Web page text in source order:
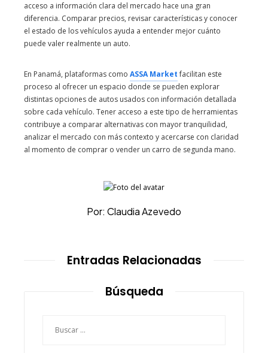
acceso a información clara del mercado hace una gran
diferencia. Comparar precios, revisar características y conocer
el estado de los vehículos ayuda a entender mejor cuánto
puede valer realmente un auto.
En Panamá, plataformas como ASSA Marketfacilitan este
proceso al ofrecer un espacio donde se pueden explorar
distintas opciones de autos usados con información detallada
sobre cada vehículo. Tener acceso a este tipo de herramientas
contribuye a comparar alternativas con mayor tranquilidad,
analizar el mercado con más contexto y acercarse con claridad
al momento de comprar o vender un carro de segunda mano.
Por: Claudia Azevedo
Entradas Relacionadas
Búsqueda